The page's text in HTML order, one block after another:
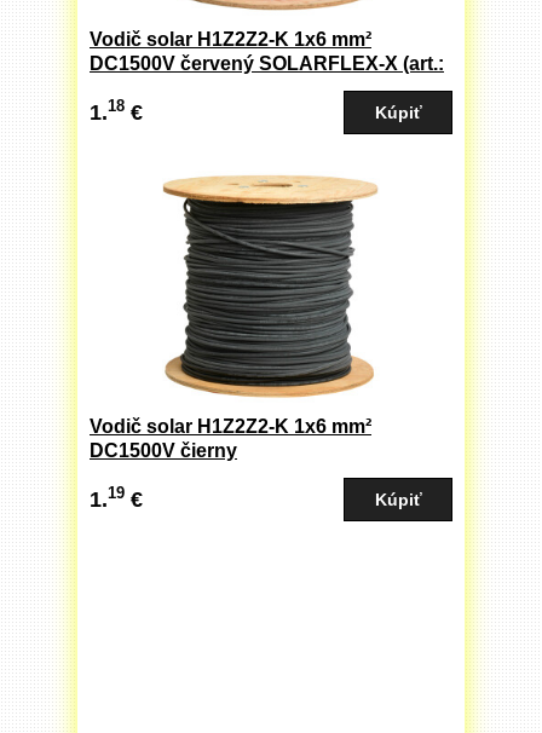
Vodič solar H1Z2Z2-K 1x6 mm²
DC1500V červený SOLARFLEX-X (art.:
1.18 €
Vodič solar H1Z2Z2-K 1x6 mm²
DC1500V čierny
1.19 €